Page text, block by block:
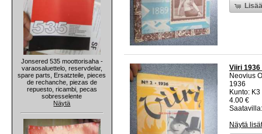
Jonsered 535 moottorisaha -
varaosaluettelo, reservdelar,
spare parts, Ersatzteile, pieces
de rechanche, piezas de
repuesto, ricambi, pecas
sobresselente
Näytä
Viiri
Neovius
1936
Kunto:
4.00 €
Näytä